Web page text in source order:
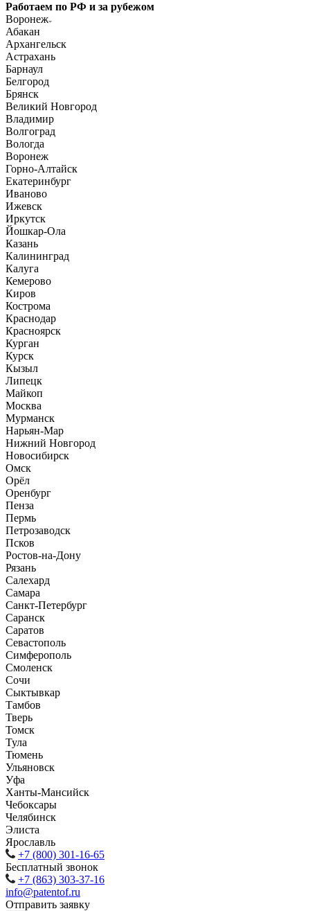
Работаем по РФ и за рубежом
Воронеж
Абакан
Архангельск
Астрахань
Барнаул
Белгород
Брянск
Великий Новгород
Владимир
Волгоград
Вологда
Воронеж
Горно-Алтайск
Екатеринбург
Иваново
Ижевск
Иркутск
Йошкар-Ола
Казань
Калининград
Калуга
Кемерово
Киров
Кострома
Краснодар
Красноярск
Курган
Курск
Кызыл
Липецк
Майкоп
Москва
Мурманск
Нарьян-Мар
Нижний Новгород
Новосибирск
Омск
Орёл
Оренбург
Пенза
Пермь
Петрозаводск
Псков
Ростов-на-Дону
Рязань
Салехард
Самара
Санкт-Петербург
Саранск
Саратов
Севастополь
Симферополь
Смоленск
Сочи
Сыктывкар
Тамбов
Тверь
Томск
Тула
Тюмень
Ульяновск
Уфа
Ханты-Мансийск
Чебоксары
Челябинск
Элиста
Ярославль
+7 (800) 301-16-65
Бесплатный звонок
+7 (863) 303-37-16
info@patentof.ru
Отправить заявку